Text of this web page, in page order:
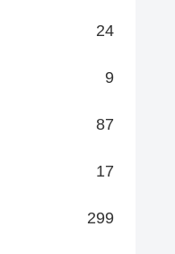
24
9
87
17
299